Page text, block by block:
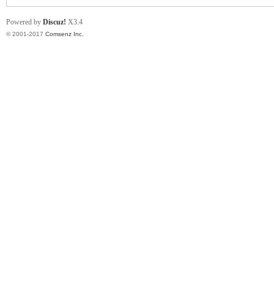
Powered by Discuz! X3.4
© 2001-2017 Comsenz Inc.